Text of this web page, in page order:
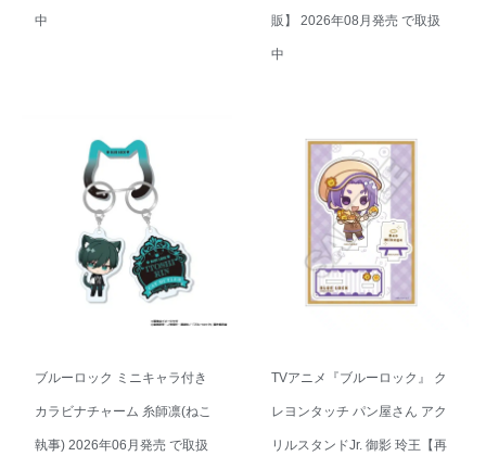
中 販】 2026年08月発売 で取扱
中
ブルーロック ミニキャラ付き
カラビナチャーム 糸師凛(ねこ
執事) 2026年06月発売 で取扱
TVアニメ『ブルーロック』 ク
レヨンタッチ パン屋さん アク
リルスタンドJr. 御影 玲王【再